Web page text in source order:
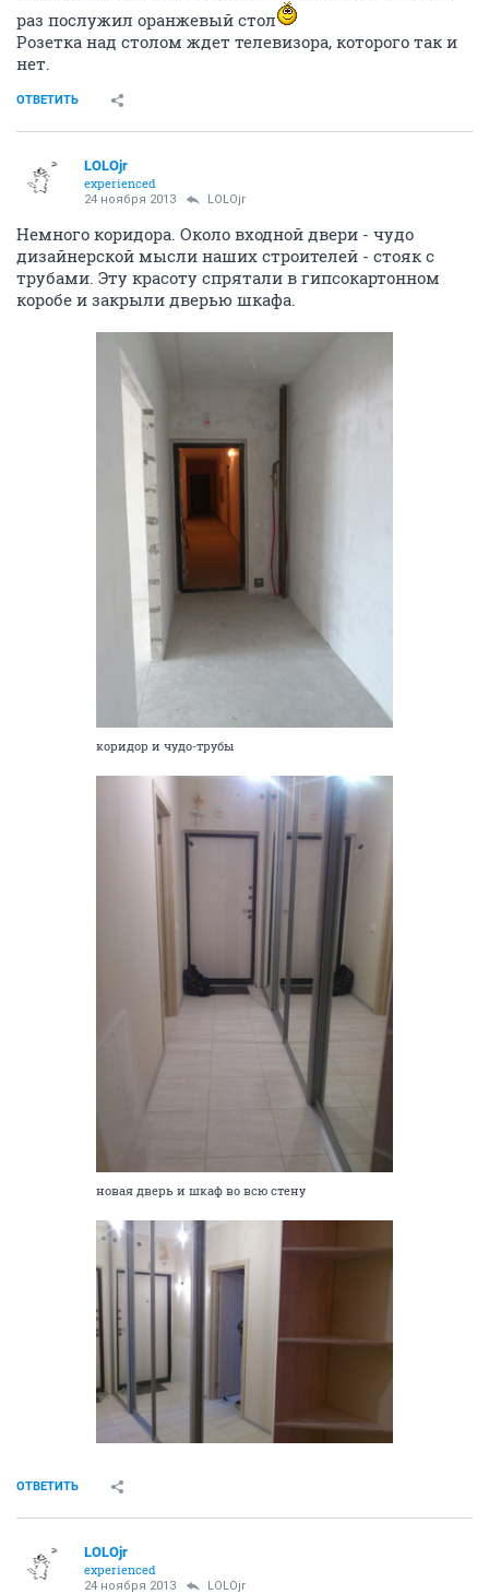
раз послужил оранжевый стол
Розетка над столом ждет телевизора, которого так и
нет.
ОТВЕТИТЬ
LOLOjr
experienced
24 ноября 2013 LOLOjr
Немного коридора. Около входной двери - чудо
дизайнерской мысли наших строителей - стояк с
трубами. Эту красоту спрятали в гипсокартонном
коробе и закрыли дверью шкафа.
коридор и чудо-трубы
новая дверь и шкаф во всю стену
ОТВЕТИТЬ
LOLOjr
experienced
24 ноября 2013 LOLOjr